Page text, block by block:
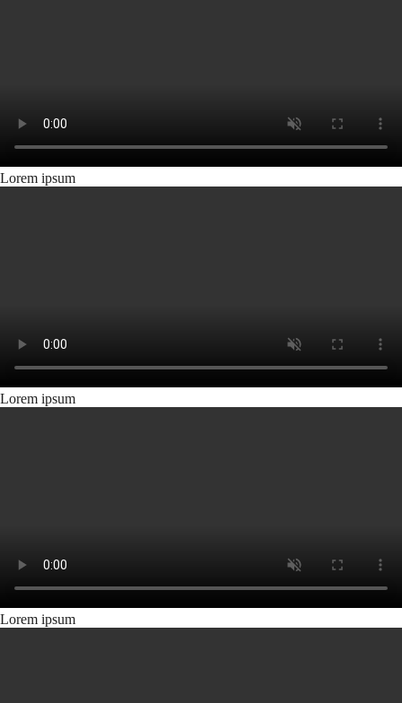
Lorem ipsum
Lorem ipsum
Lorem ipsum